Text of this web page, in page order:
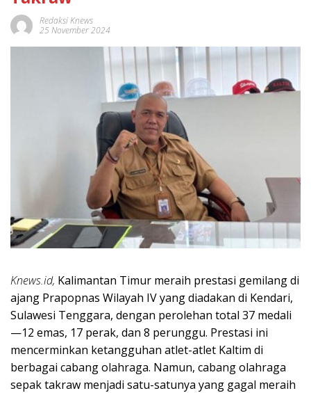
Redaksi Knews
25 November 2024
Knews.id, Kalimantan Timur meraih prestasi gemilang di
ajang Prapopnas Wilayah IV yang diadakan di Kendari,
Sulawesi Tenggara, dengan perolehan total 37 medali
—12 emas, 17 perak, dan 8 perunggu. Prestasi ini
mencerminkan ketangguhan atlet-atlet Kaltim di
berbagai cabang olahraga. Namun, cabang olahraga
sepak takraw menjadi satu-satunya yang gagal meraih